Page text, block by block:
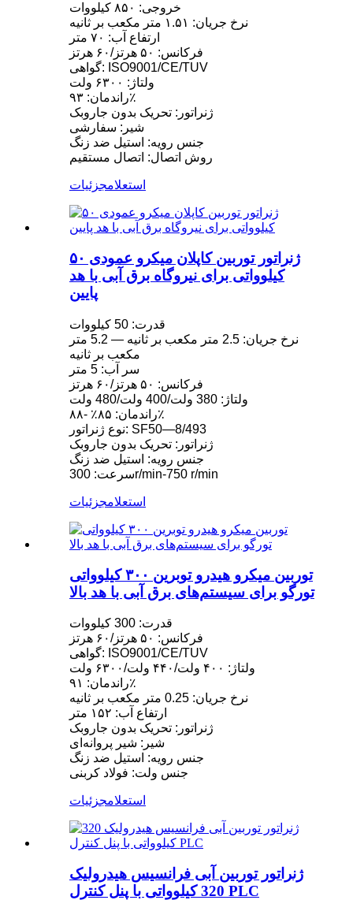
خروجی: ۸۵۰ کیلووات
نرخ جریان: ۱.۵۱ متر مکعب بر ثانیه
ارتفاع آب: ۷۰ متر
فرکانس: ۵۰ هرتز/۶۰ هرتز
گواهی: ISO9001/CE/TUV
ولتاژ: ۶۳۰۰ ولت
راندمان: ۹۳٪
ژنراتور: تحریک بدون جاروبک
شیر: سفارشی
جنس رویه: استیل ضد زنگ
روش اتصال: اتصال مستقیم
استعلامجزئیات
ژنراتور توربین کاپلان میکرو عمودی ۵۰
کیلوواتی برای نیروگاه برق آبی با هد
پایین
قدرت: 50 کیلووات
نرخ جریان: 2.5 متر مکعب بر ثانیه — 5.2 متر
مکعب بر ثانیه
سر آب: 5 متر
فرکانس: ۵۰ هرتز/۶۰ هرتز
ولتاژ: 380 ولت/400 ولت/480 ولت
راندمان: ۸۵٪ -۸۸٪
نوع ژنراتور: SF50—8/493
ژنراتور: تحریک بدون جاروبک
جنس رویه: استیل ضد زنگ
سرعت: 300r/min-750 r/min
استعلامجزئیات
توربین میکرو هیدرو توبرین ۳۰۰ کیلوواتی
تورگو برای سیستم‌های برق آبی با هد بالا
قدرت: 300 کیلووات
فرکانس: ۵۰ هرتز/۶۰ هرتز
گواهی: ISO9001/CE/TUV
ولتاژ: ۴۰۰ ولت/۴۴۰ ولت/۶۳۰۰ ولت
راندمان: ۹۱٪
نرخ جریان: 0.25 متر مکعب بر ثانیه
ارتفاع آب: ۱۵۲ متر
ژنراتور: تحریک بدون جاروبک
شیر: شیر پروانه‌ای
جنس رویه: استیل ضد زنگ
جنس ولت: فولاد کربنی
استعلامجزئیات
ژنراتور توربین آبی فرانسیس هیدرولیک
320 کیلوواتی با پنل کنترل PLC